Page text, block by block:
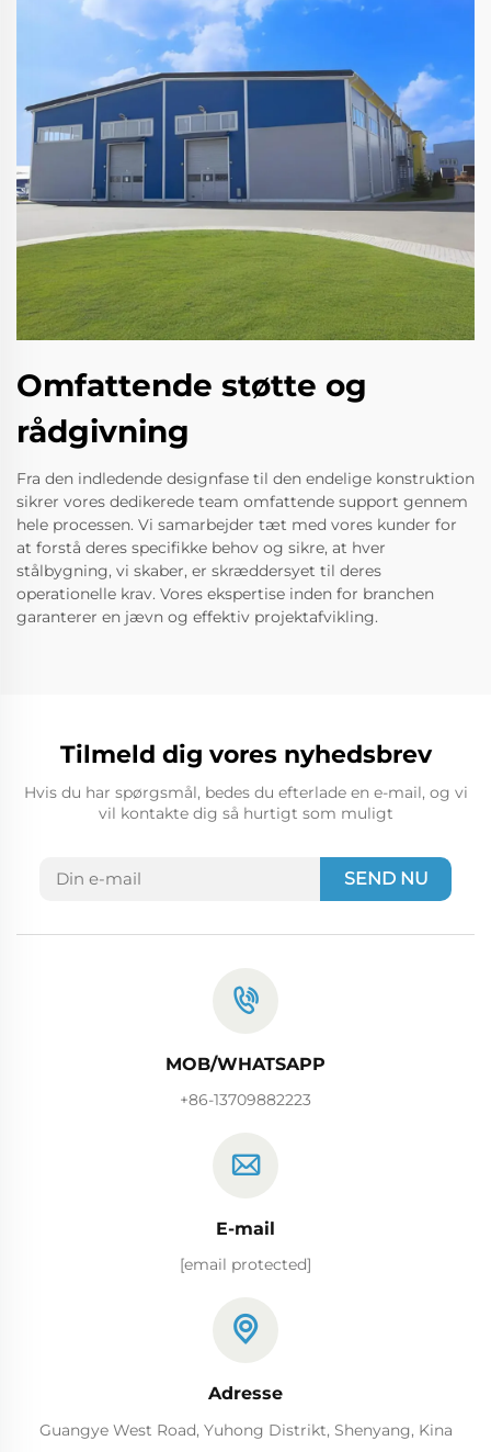
Omfattende støtte og
rådgivning
Fra den indledende designfase til den endelige konstruktion
sikrer vores dedikerede team omfattende support gennem
hele processen. Vi samarbejder tæt med vores kunder for
at forstå deres specifikke behov og sikre, at hver
stålbygning, vi skaber, er skræddersyet til deres
operationelle krav. Vores ekspertise inden for branchen
garanterer en jævn og effektiv projektafvikling.
Tilmeld dig vores nyhedsbrev
Hvis du har spørgsmål, bedes du efterlade en e-mail, og vi
vil kontakte dig så hurtigt som muligt
SEND NU
MOB/WHATSAPP
+86-13709882223
E-mail
[email protected]
Adresse
Guangye West Road, Yuhong Distrikt, Shenyang, Kina